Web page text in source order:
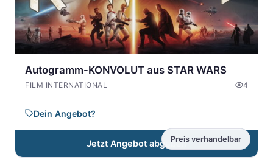
Preis verhandelbar
Autogramm-KONVOLUT aus STAR WARS
FILM INTERNATIONAL 4
Dein Angebot?
Jetzt Angebot abgeben